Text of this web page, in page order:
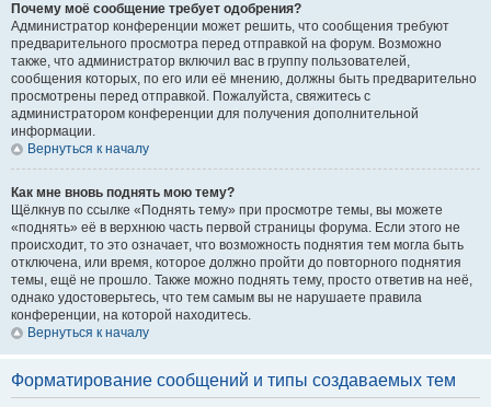
Почему моё сообщение требует одобрения?
Администратор конференции может решить, что сообщения требуют
предварительного просмотра перед отправкой на форум. Возможно
также, что администратор включил вас в группу пользователей,
сообщения которых, по его или её мнению, должны быть предварительно
просмотрены перед отправкой. Пожалуйста, свяжитесь с
администратором конференции для получения дополнительной
информации.
Вернуться к началу
Как мне вновь поднять мою тему?
Щёлкнув по ссылке «Поднять тему» при просмотре темы, вы можете
«поднять» её в верхнюю часть первой страницы форума. Если этого не
происходит, то это означает, что возможность поднятия тем могла быть
отключена, или время, которое должно пройти до повторного поднятия
темы, ещё не прошло. Также можно поднять тему, просто ответив на неё,
однако удостоверьтесь, что тем самым вы не нарушаете правила
конференции, на которой находитесь.
Вернуться к началу
Форматирование сообщений и типы создаваемых тем